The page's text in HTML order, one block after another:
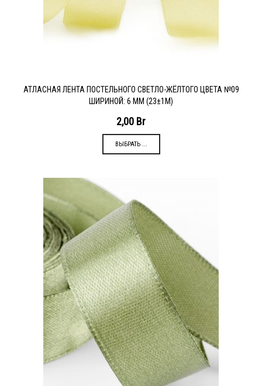
АТЛАСНАЯ ЛЕНТА ПОСТЕЛЬНОГО СВЕТЛО-ЖЁЛТОГО ЦВЕТА №09
ШИРИНОЙ: 6 ММ (23±1М)
2,00 Br
ВЫБРАТЬ ...